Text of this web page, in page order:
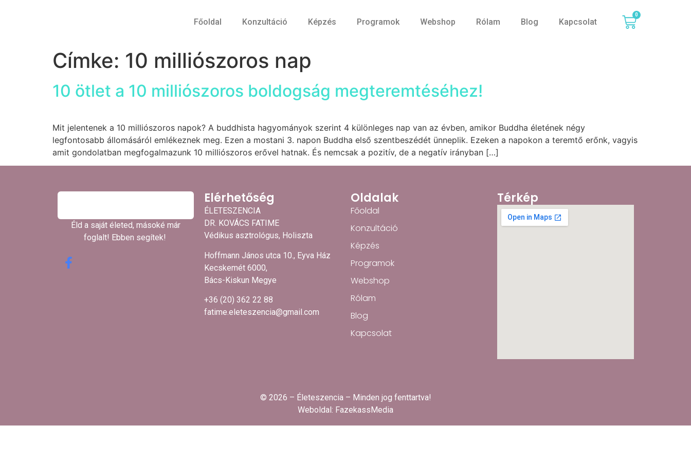
Főoldal Konzultáció Képzés Programok Webshop Rólam Blog Kapcsolat
0
Címke: 10 milliószoros nap
10 ötlet a 10 milliószoros boldogság megteremtéséhez!
Mit jelentenek a 10 milliószoros napok? A buddhista hagyományok szerint 4 különleges nap van az évben, amikor Buddha életének négy
legfontosabb állomásáról emlékeznek meg. Ezen a mostani 3. napon Buddha első szentbeszédét ünneplik. Ezeken a napokon a teremtő erőnk, vagyis
amit gondolatban megfogalmazunk 10 milliószoros erővel hatnak. És nemcsak a pozitív, de a negatív irányban […]
Éld a saját életed, másoké már
foglalt! Ebben segítek! ​
Elérhetőség
ÉLETESZENCIA
DR. KOVÁCS FATIME
Védikus asztrológus, Holiszta
Hoffmann János utca 10., Eyva Ház
Kecskemét 6000,
Bács-Kiskun Megye
+36 (20) 362 22 88
fatime.eleteszencia@gmail.com
Oldalak
Főoldal
Konzultáció
Képzés
Programok
Webshop
Rólam
Blog
Kapcsolat
Térkép
© 2026 – Életeszencia – Minden jog fenttartva!
Weboldal: FazekassMedia